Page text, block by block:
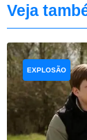
Veja
EXPLOSÃO